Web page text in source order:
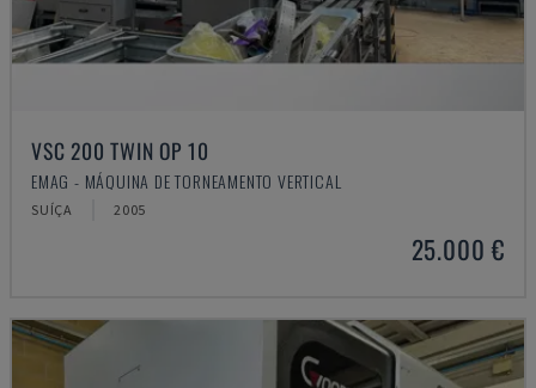
VSC 200 TWIN OP 10
EMAG - MÁQUINA DE TORNEAMENTO VERTICAL
SUÍÇA 2005
25.000 €